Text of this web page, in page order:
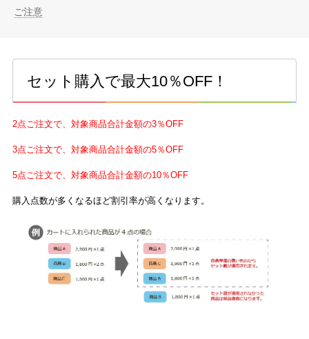
ご注意
セット購入で最大10％OFF！
2点ご注文で、対象商品合計金額の3％OFF
3点ご注文で、対象商品合計金額の5％OFF
5点ご注文で、対象商品合計金額の10％OFF
購入点数が多くなるほど割引率が高くなります。